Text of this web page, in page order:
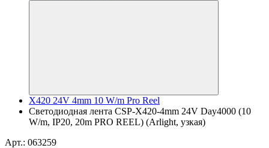
X420 24V 4mm 10 W/m Pro Reel
Светодиодная лента CSP-X420-4mm 24V Day4000 (10
W/m, IP20, 20m PRO REEL) (Arlight, узкая)
Арт.: 063259